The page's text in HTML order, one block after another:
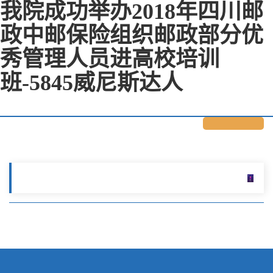
我院成功举办2018年四川邮
政中邮保险组织邮政部分优
秀管理人员进高校培训
班-5845威尼斯达人